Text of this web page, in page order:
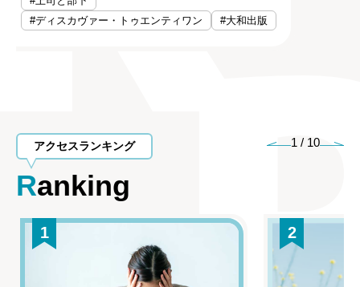
#ディスカヴァー・トゥエンティワン
#大和出版
アクセスランキング
Ranking
1 / 10
1 2